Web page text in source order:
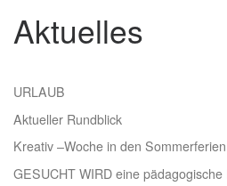
Aktuelles
URLAUB
Aktueller Rundblick
Kreativ –Woche in den Sommerferien
GESUCHT WIRD eine